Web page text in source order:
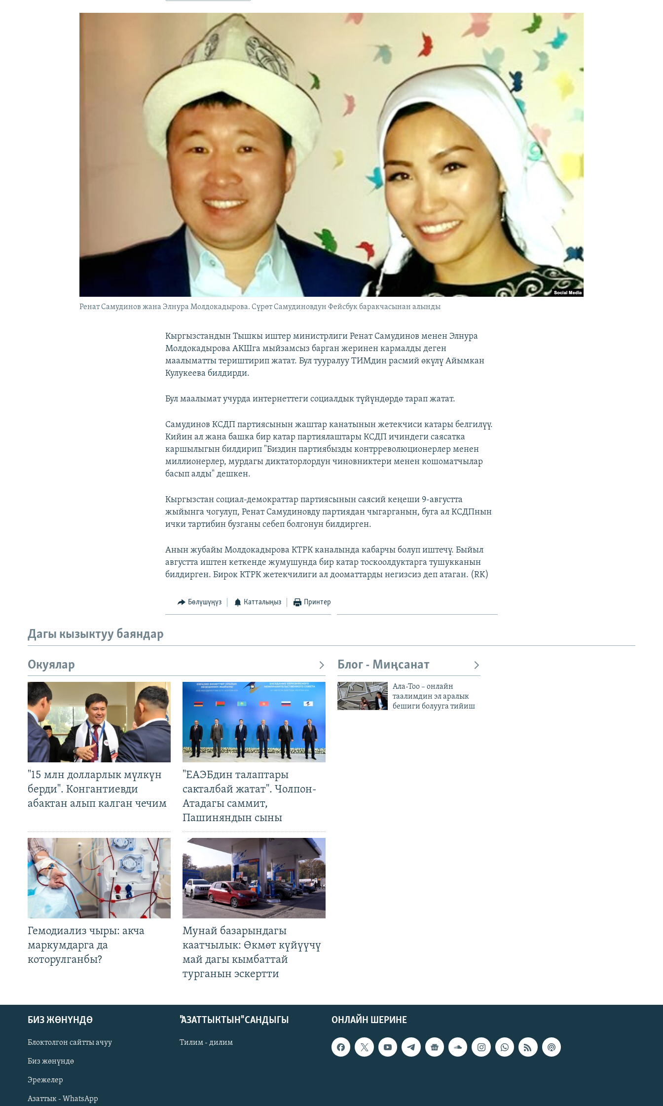
Русский
ОНЛАЙН ШЕРИНЕ
Ренат Самудинов жана Элнура Молдокадырова. Сүрөт Самудиновдун Фейсбук баракчасынан алынды
Кыргызстандын Тышкы иштер министрлиги Ренат Самудинов менен Элнура
Молдокадырова АКШга мыйзамсыз барган жеринен кармалды деген
маалыматты териштирип жатат. Бул тууралуу ТИМдин расмий өкүлү Айымкан
Кулукеева билдирди.
Бул маалымат учурда интернеттеги социалдык түйүндөрдө тарап жатат.
Самудинов КСДП партиясынын жаштар канатынын жетекчиси катары белгилүү.
Кийин ал жана башка бир катар партиялаштары КСДП ичиндеги саясатка
каршылыгын билдирип "Биздин партиябызды контрреволюционерлер менен
миллионерлер, мурдагы диктаторлордун чиновниктери менен кошоматчылар
басып алды" дешкен.
Кыргызстан социал-демократтар партиясынын саясий кеңеши 9-августта
жыйынга чогулуп, Ренат Самудиновду партиядан чыгарганын, буга ал КСДПнын
ички тартибин бузганы себеп болгонун билдирген.
Анын жубайы Молдокадырова КТРК каналында кабарчы болуп иштечү. Быйыл
августта иштен кеткенде жумушунда бир катар тоскоолдуктарга тушукканын
билдирген. Бирок КТРК жетекчилиги ал дооматтарды негизсиз деп атаган. (RK)
Бөлүшүңүз Катталыңыз Принтер
Дагы кызыктуу баяндар
Окуялар
"15 млн долларлык мүлкүн
берди". Конгантиевди
абактан алып калган чечим
"ЕАЭБдин талаптары
сакталбай жатат". Чолпон-
Атадагы саммит,
Пашиняндын сыны
Гемодиализ чыры: акча
маркумдарга да
которулганбы?
Мунай базарындагы
каатчылык: Өкмөт күйүүчү
май дагы кымбаттай
турганын эскертти
Блог - Миңсанат
Ала-Тоо – онлайн
таалимдин эл аралык
бешиги болууга тийиш
ОНЛАЙН ШЕРИНЕ
БИЗ ЖӨНҮНДӨ
Блоктолгон сайтты ачуу
Биз жөнүндө
Эрежелер
Азаттык - WhatsApp
"АЗАТТЫКТЫН" САНДЫГЫ
Тилим - дилим